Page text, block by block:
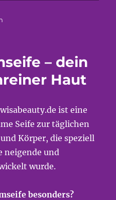
– dein
Haut
ist eine
Seife zur täglichen
Körper, die speziell
neigende und
wurde.
besonders?